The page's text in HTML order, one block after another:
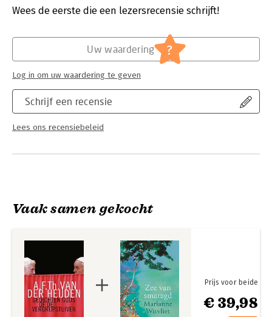
Verschijningsdatum:
31-3-2018
Literatuur en romans
Wees de eerste die een lezersrecensie schrijft!
Schrijf een recensie
Lees ons recensiebeleid
Uw waardering ?
Log in om uw waardering te geven
Vaak samen gekocht
€ 39,98
Prijs voor beide